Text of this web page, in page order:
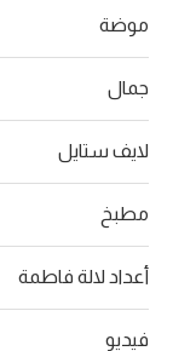
موضة
جمال
لايف ستايل
مطبخ
أعداد لالة فاطمة
فيديو